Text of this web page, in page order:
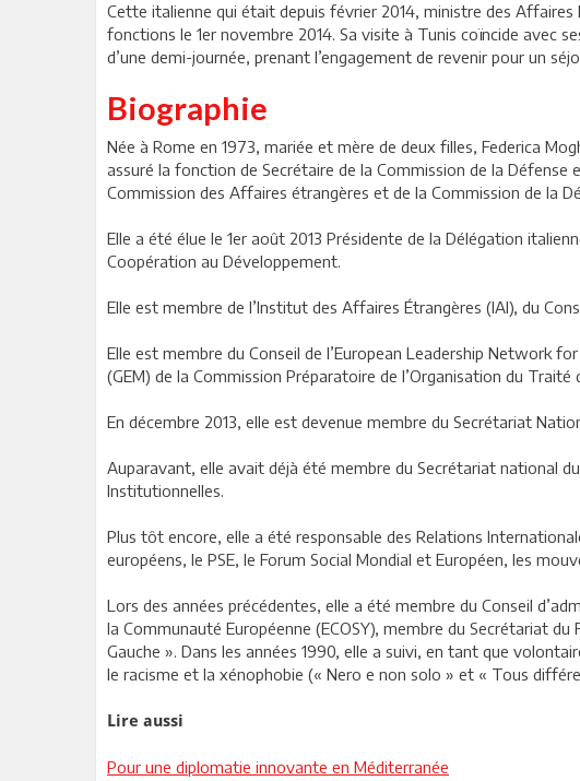
Cette italienne qui était depuis février 2014, ministre des
fonctions le 1er novembre 2014. Sa visite à Tunis coïncide avec
d’une demi-journée, prenant l’engagement de revenir pour un
Biographie
Née à Rome en 1973, mariée et mère de deux filles, Federica
assuré la fonction de Secrétaire de la Commission de la Défense
Commission des Affaires étrangères et de la Commission de la
Elle a été élue le 1er août 2013 Présidente de la Délégation
Coopération au Développement.
Elle est membre de l’Institut des Affaires Étrangères (IAI), du
Elle est membre du Conseil de l’European Leadership Network
(GEM) de la Commission Préparatoire de l’Organisation du
En décembre 2013, elle est devenue membre du Secrétariat
Auparavant, elle avait déjà été membre du Secrétariat national
Institutionnelles.
Plus tôt encore, elle a été responsable des Relations
européens, le PSE, le Forum Social Mondial et Européen, les
Lors des années précédentes, elle a été membre du Conseil
la Communauté Européenne (ECOSY), membre du Secrétariat
Gauche ». Dans les années 1990, elle a suivi, en tant que
le racisme et la xénophobie (« Nero e non solo » et « Tous
Lire aussi
Pour une diplomatie innovante en Méditerranée